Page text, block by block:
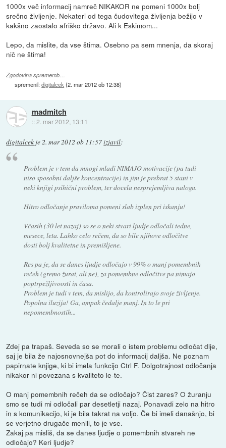
1000x več informacij namreč NIKAKOR ne pomeni 1000x bolj
srečno življenje. Nekateri od tega čudovitega življenja bežijo v
kakšno zaostalo afriško državo. Ali k Eskimom...
Lepo, da mislite, da vse štima. Osebno pa sem mnenja, da skoraj
nič ne štima!
Zgodovina sprememb…
spremenil:digitalcek (2. mar 2012 ob 12:38)
madmitch
::2. mar 2012, 13:11
digitalcek je2. mar 2012 ob 11:57izjavil:
Problem je v tem da mnogi mladi NIMAJO motivacije (pa tudi
niso sposobni daljše koncentracije) in jim je prebrat 5 stani v
neki knjigi psihični problem, ter docela nesprejemljiva naloga.
Hitro odločanje praviloma pomeni slab izplen pri iskanju!
Včasih (30 let nazaj) so se o neki stvari ljudje odločali tedne,
mesece, leta. Lahko celo rečem, da so bile njihove odločitve
dosti bolj kvalitetne in premišljene.
Res pa je, da se danes ljudje odločajo v 99% o manj pomembnih
rečeh (gremo žurat, ali ne), za pomembne odločitve pa nimajo
poptrpežljivoosti in časa.
Problem je tudi v tem, da mislijo, da kontrolirajo svoje življenje.
Popolna iluzija! Ga, ampak čedalje manj. In to le pri
nepomembnostih...
Zdej pa trapaš. Seveda so se morali o istem problemu odločat dlje,
saj je bila že najosnovnejša pot do informacij daljša. Ne poznam
papirnate knjige, ki bi imela funkcijo Ctrl F. Dolgotrajnost odločanja
nikakor ni povezana s kvaliteto le-te.
O manj pomembnih rečeh da se odločajo? Čist zares? O žuranju
smo se tudi mi odločali par desetletji nazaj. Ponavadi zelo na hitro
in s komunikacijo, ki je bila takrat na voljo. Če bi imeli današnjo, bi
se verjetno drugače menili, to je vse.
Zakaj pa misliš, da se danes ljudje o pomembnih stvareh ne
odločajo? Keri ljudje?